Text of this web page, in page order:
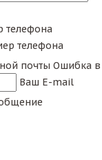
телефона
телефона
почты Ошибка в
Ваш E-mail